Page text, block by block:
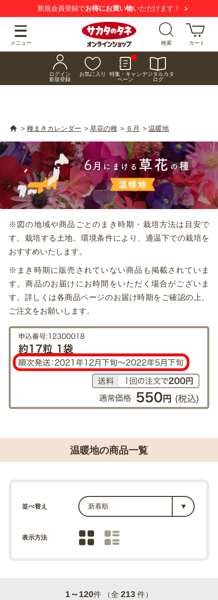
【注意喚起】悪質な偽サイトにご注意ください
メニュー 検索 カート
ログイン
新規登録
お気に入り
特集・キャン
ペーン
デジタルカタ
ログ
> 種まきカレンダー > 草花の種 > ６月 > 温暖地
※図の地域や商品ごとのまき時期・栽培方法は目安で
す。栽培する土地、環境条件により、適温下での栽培を
おすすめいたします。
※まき時期に販売されていない商品も掲載されていま
す。商品のお届けにお時間をいただく場合がございま
す。詳しくは各商品ページのお届け時期をご確認の上、
ご注文をお願いします。
温暖地の商品一覧
並べ替え
表示方法
1～120件 （全 213 件）